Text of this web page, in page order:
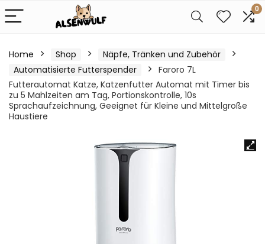
0
Home Shop
Näpfe, Tränken und Zubehör
Automatisierte Futterspender
Faroro 7L
Futterautomat Katze, Katzenfutter Automat mit Timer bis
zu 5 Mahlzeiten am Tag, Portionskontrolle, 10s
Sprachaufzeichnung, Geeignet für Kleine und Mittelgroße
Haustiere